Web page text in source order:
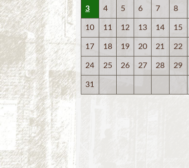
3 4 5 6 7 8
10 11 12 13 14 15
17 18 19 20 21 22
24 25 26 27 28 29
31